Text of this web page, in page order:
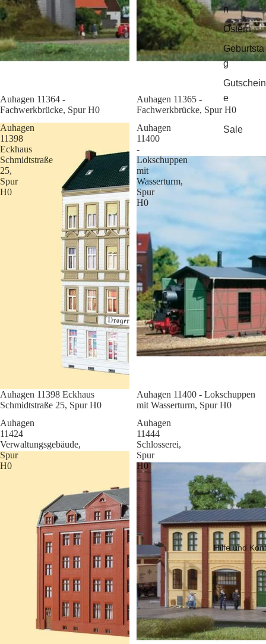
n
Ostern
Geburtsta
g
Gutschein
e
Sale
Hilfe und
Sale
Auhagen 11364 -
Fachwerkbrücke, Spur H0
Sale
Auhagen 11365 -
Fachwerkbrücke, Spur H0
Auhagen
11398
Eckhaus
Schmidtstraße
25,
Spur
H0
Sale
Auhagen 11398 Eckhaus
Schmidtstraße 25, Spur H0
Auhagen
11400
-
Lokschuppen
mit
Wasserturm,
Spur
H0
Sale
Auhagen 11400 - Lokschuppen
mit Wasserturm, Spur H0
Auhagen
11424
Verwaltungsgebäude,
Spur
H0
Auhagen
11444
Schlosserei,
Spur
H0